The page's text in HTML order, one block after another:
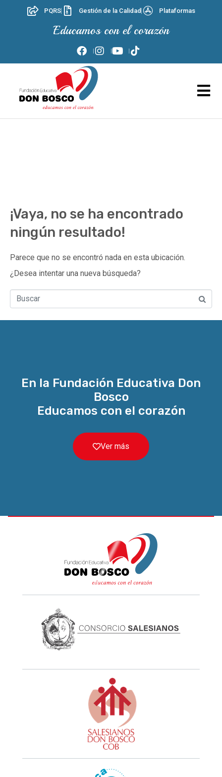
PQRS Gestión de la Calidad Plataformas
Educamos con el corazón
¡Vaya, no se ha encontrado
ningún resultado!
Parece que no se encontró nada en esta ubicación.
¿Desea intentar una nueva búsqueda?
En la Fundación Educativa Don
Bosco
Educamos con el corazón
Ver más